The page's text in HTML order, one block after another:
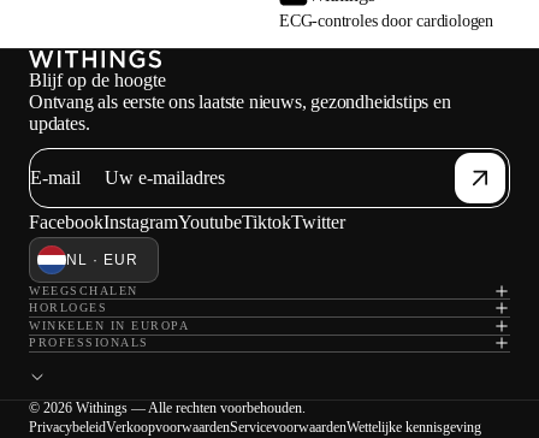
ECG-controles door cardiologen
Blijf op de hoogte
Ontvang als eerste ons laatste nieuws, gezondheidstips en
updates.
E-mail
FacebookInstagramYoutubeTiktokTwitter
NL · EUR
WEEGSCHALEN
HORLOGES
WINKELEN IN EUROPA
PROFESSIONALS
© 2026 Withings — Alle rechten voorbehouden.
PrivacybeleidVerkoopvoorwaardenServicevoorwaardenWettelijke kennisgeving